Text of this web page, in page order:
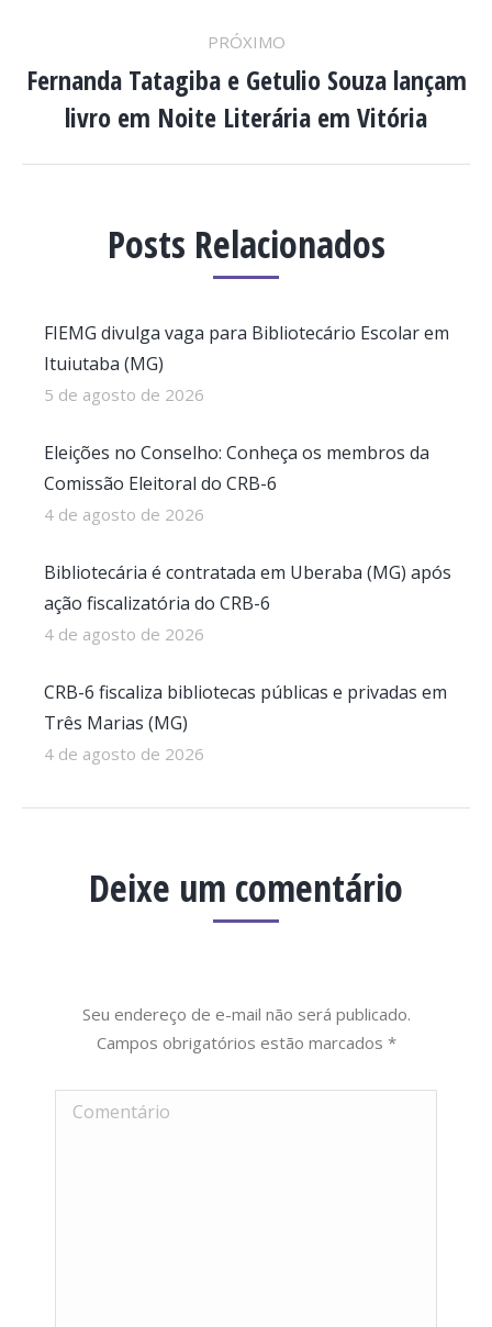
POST:
PRÓXIMO
Próximo
post:
Fernanda Tatagiba e Getulio Souza lançam
livro em Noite Literária em Vitória
Posts Relacionados
FIEMG divulga vaga para Bibliotecário Escolar em
Ituiutaba (MG)
5 de agosto de 2026
Eleições no Conselho: Conheça os membros da
Comissão Eleitoral do CRB-6
4 de agosto de 2026
Bibliotecária é contratada em Uberaba (MG) após
ação fiscalizatória do CRB-6
4 de agosto de 2026
CRB-6 fiscaliza bibliotecas públicas e privadas em
Três Marias (MG)
4 de agosto de 2026
Deixe um comentário
Seu endereço de e-mail não será publicado.
Campos obrigatórios estão marcados *
Comentário